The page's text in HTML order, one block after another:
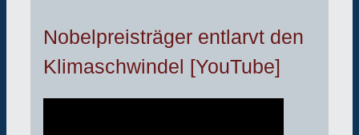
Nobelpreisträger entlarvt den
Klimaschwindel [YouTube]